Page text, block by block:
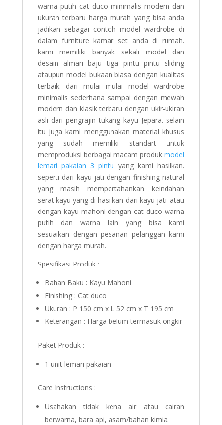
warna putih cat duco minimalis modern dan
ukuran terbaru harga murah yang bisa anda
jadikan sebagai contoh model wardrobe di
dalam furniture kamar set anda di rumah.
kami memiliki banyak sekali model dan
desain almari baju tiga pintu pintu sliding
ataupun model bukaan biasa dengan kualitas
terbaik. dari mulai mulai model wardrobe
minimalis sederhana sampai dengan mewah
modern dan klasik terbaru dengan ukir-ukiran
asli dari pengrajin tukang kayu Jepara. selain
itu juga kami menggunakan material khusus
yang sudah memiliki standart untuk
memproduksi berbagai macam produkmodel
lemari pakaian 3 pintu yang kami hasilkan.
seperti dari kayu jati dengan finishing natural
yang masih mempertahankan keindahan
serat kayu yang di hasilkan dari kayu jati. atau
dengan kayu mahoni dengan cat duco warna
putih dan warna lain yang bisa kami
sesuaikan dengan pesanan pelanggan kami
dengan harga murah.
Spesifikasi Produk :
Bahan Baku : Kayu Mahoni
Finishing : Cat duco
Ukuran : P 150 cm x L 52 cm x T 195 cm
Keterangan : Harga belum termasuk ongkir
Paket Produk :
1 unit lemari pakaian
Care Instructions :
Usahakan tidak kena air atau cairan
berwarna, bara api, asam/bahan kimia.